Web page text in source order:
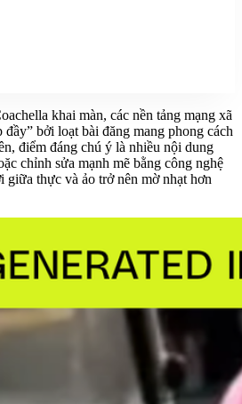
khai màn, các nền tảng mạng xã
bởi loạt bài đăng mang phong cách
điểm đáng chú ý là nhiều nội dung
chỉnh sửa mạnh mẽ bằng công nghệ
thực và ảo trở nên mờ nhạt hơn